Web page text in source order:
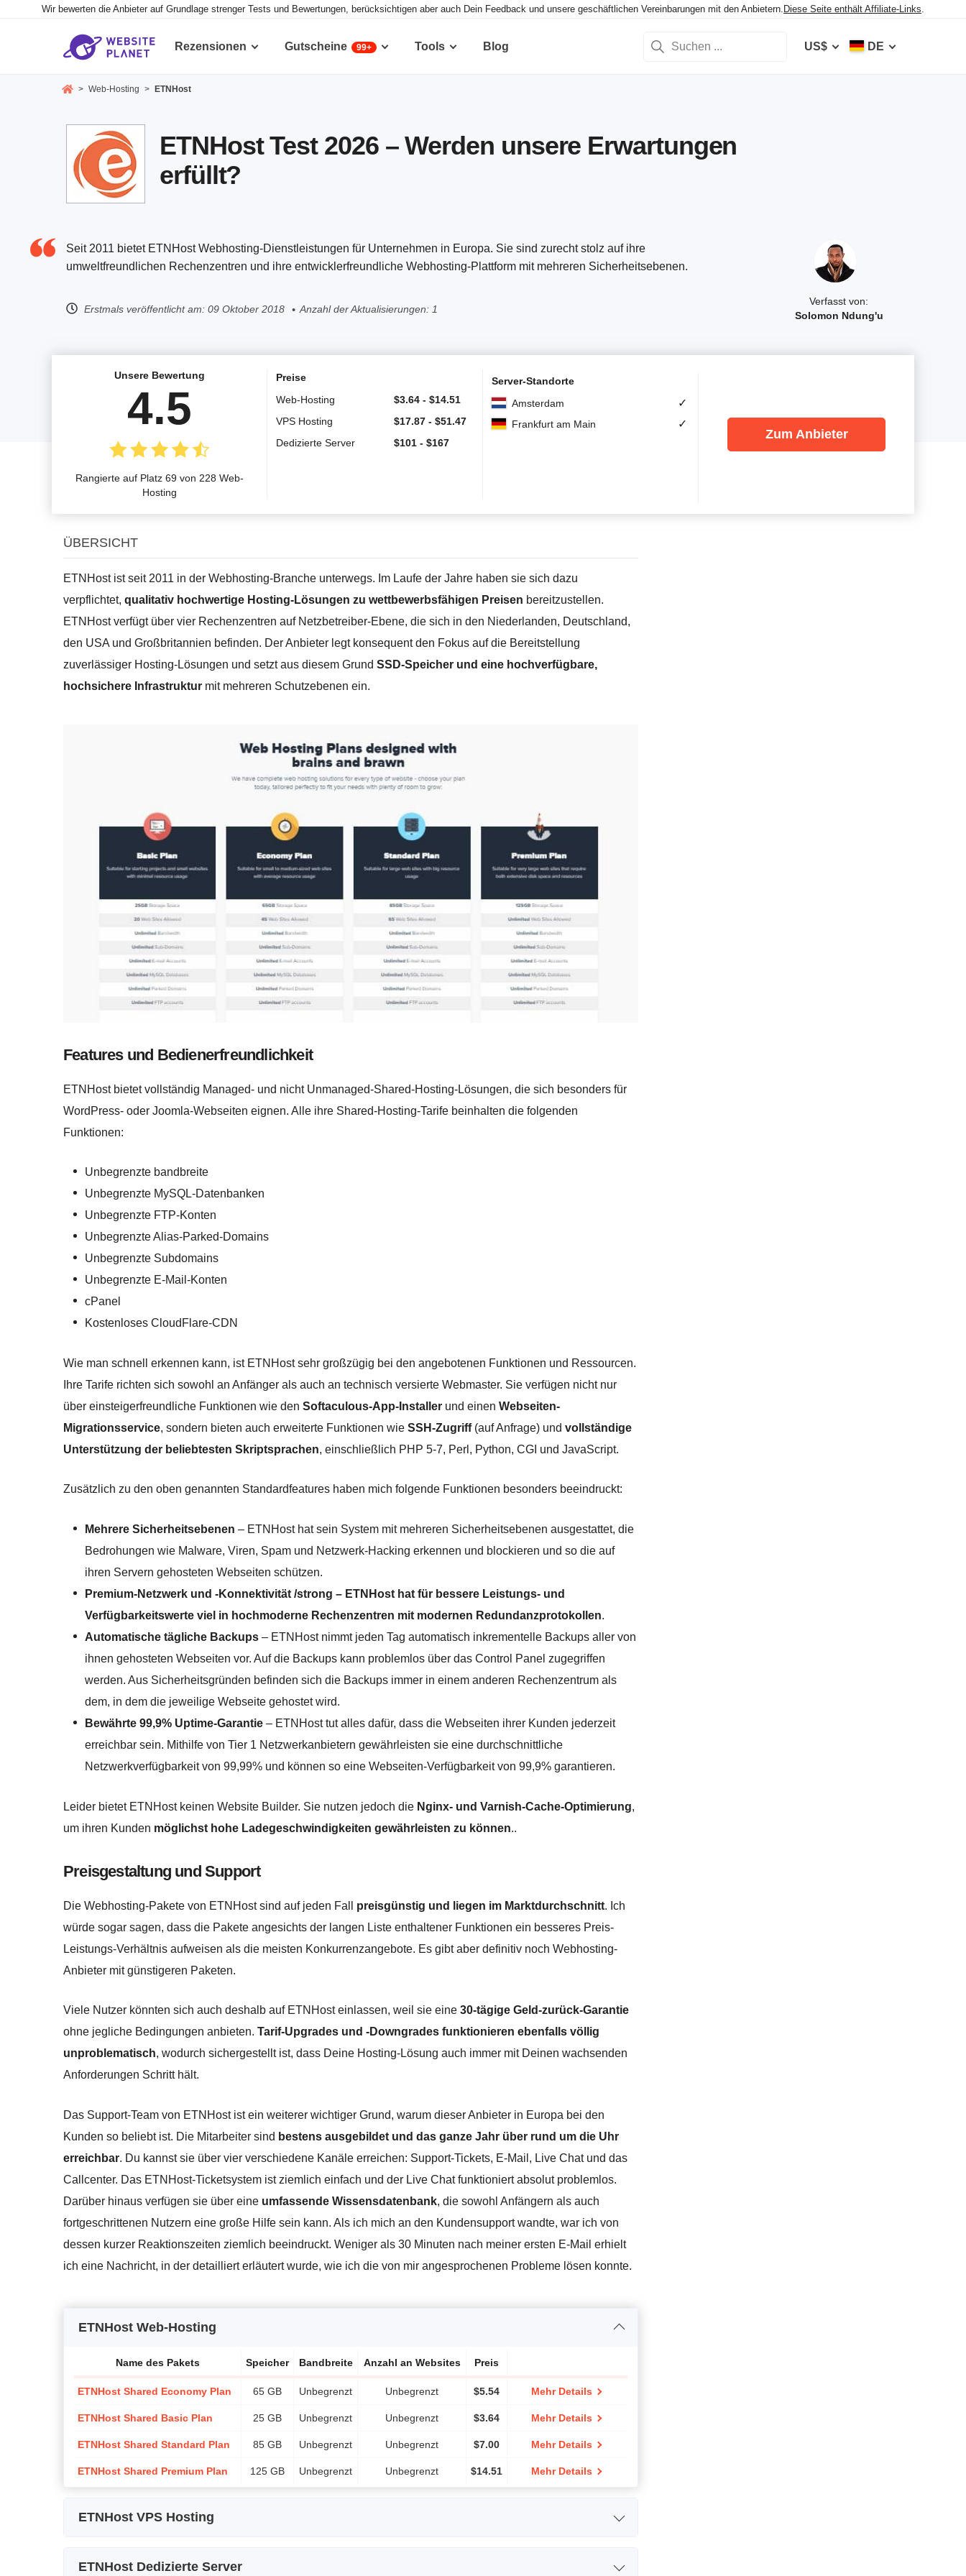
Wir bewerten die Anbieter auf Grundlage strenger Tests und Bewertungen, berücksichtigen aber auch Dein Feedback und unsere geschäftlichen Vereinbarungen mit den Anbietern. Diese Seite enthält Affiliate-Links.
Rezensionen Gutscheine 99+ Tools Blog US$ DE
> Web-Hosting > ETNHost
ETNHost Test 2026 – Werden unsere Erwartungen
erfüllt?
Verfasst von:
Solomon Ndung'u
Seit 2011 bietet ETNHost Webhosting-Dienstleistungen für Unternehmen in Europa. Sie sind zurecht stolz auf ihre
umweltfreundlichen Rechenzentren und ihre entwicklerfreundliche Webhosting-Plattform mit mehreren Sicherheitsebenen.
Erstmals veröffentlicht am: 09 Oktober 2018 Anzahl der Aktualisierungen: 1
Unsere Bewertung
4.5
Rangierte auf Platz 69 von 228 Web-
Hosting
Preise
Web-Hosting
$3.64 - $14.51
VPS Hosting
$17.87 - $51.47
Dedizierte Server
$101 - $167
Server-Standorte
Amsterdam
✓
Frankfurt am Main ✓
Zum Anbieter
ÜBERSICHT
ETNHost ist seit 2011 in der Webhosting-Branche unterwegs. Im Laufe der Jahre haben sie sich dazu
verpflichtet, qualitativ hochwertige Hosting-Lösungen zu wettbewerbsfähigen Preisen bereitzustellen.
ETNHost verfügt über vier Rechenzentren auf Netzbetreiber-Ebene, die sich in den Niederlanden, Deutschland,
den USA und Großbritannien befinden. Der Anbieter legt konsequent den Fokus auf die Bereitstellung
zuverlässiger Hosting-Lösungen und setzt aus diesem Grund SSD-Speicher und eine hochverfügbare,
hochsichere Infrastruktur mit mehreren Schutzebenen ein.
Features und Bedienerfreundlichkeit
ETNHost bietet vollständig Managed- und nicht Unmanaged-Shared-Hosting-Lösungen, die sich besonders für
WordPress- oder Joomla-Webseiten eignen. Alle ihre Shared-Hosting-Tarife beinhalten die folgenden
Funktionen:
Unbegrenzte bandbreite
Unbegrenzte MySQL-Datenbanken
Unbegrenzte FTP-Konten
Unbegrenzte Alias-Parked-Domains
Unbegrenzte Subdomains
Unbegrenzte E-Mail-Konten
cPanel
Kostenloses CloudFlare-CDN
Wie man schnell erkennen kann, ist ETNHost sehr großzügig bei den angebotenen Funktionen und Ressourcen.
Ihre Tarife richten sich sowohl an Anfänger als auch an technisch versierte Webmaster. Sie verfügen nicht nur
über einsteigerfreundliche Funktionen wie den Softaculous-App-Installer und einen Webseiten-
Migrationsservice, sondern bieten auch erweiterte Funktionen wie SSH-Zugriff(auf Anfrage) und vollständige
Unterstützung der beliebtesten Skriptsprachen, einschließlich PHP 5-7, Perl, Python, CGI und JavaScript.
Zusätzlich zu den oben genannten Standardfeatures haben mich folgende Funktionen besonders beeindruckt:
Mehrere Sicherheitsebenen – ETNHost hat sein System mit mehreren Sicherheitsebenen ausgestattet, die
Bedrohungen wie Malware, Viren, Spam und Netzwerk-Hacking erkennen und blockieren und so die auf
ihren Servern gehosteten Webseiten schützen.
Premium-Netzwerk und -Konnektivität /strong – ETNHost hat für bessere Leistungs- und
Verfügbarkeitswerte viel in hochmoderne Rechenzentren mit modernen Redundanzprotokollen.
Automatische tägliche Backups – ETNHost nimmt jeden Tag automatisch inkrementelle Backups aller von
ihnen gehosteten Webseiten vor. Auf die Backups kann problemlos über das Control Panel zugegriffen
werden. Aus Sicherheitsgründen befinden sich die Backups immer in einem anderen Rechenzentrum als
dem, in dem die jeweilige Webseite gehostet wird.
Bewährte 99,9% Uptime-Garantie – ETNHost tut alles dafür, dass die Webseiten ihrer Kunden jederzeit
erreichbar sein. Mithilfe von Tier 1 Netzwerkanbietern gewährleisten sie eine durchschnittliche
Netzwerkverfügbarkeit von 99,99% und können so eine Webseiten-Verfügbarkeit von 99,9% garantieren.
Leider bietet ETNHost keinen Website Builder. Sie nutzen jedoch die Nginx- und Varnish-Cache-Optimierung,
um ihren Kunden möglichst hohe Ladegeschwindigkeiten gewährleisten zu können..
Preisgestaltung und Support
Die Webhosting-Pakete von ETNHost sind auf jeden Fall preisgünstig und liegen im Marktdurchschnitt. Ich
würde sogar sagen, dass die Pakete angesichts der langen Liste enthaltener Funktionen ein besseres Preis-
Leistungs-Verhältnis aufweisen als die meisten Konkurrenzangebote. Es gibt aber definitiv noch Webhosting-
Anbieter mit günstigeren Paketen.
Viele Nutzer könnten sich auch deshalb auf ETNHost einlassen, weil sie eine 30-tägige Geld-zurück-Garantie
ohne jegliche Bedingungen anbieten. Tarif-Upgrades und -Downgrades funktionieren ebenfalls völlig
unproblematisch, wodurch sichergestellt ist, dass Deine Hosting-Lösung auch immer mit Deinen wachsenden
Anforderungen Schritt hält.
Das Support-Team von ETNHost ist ein weiterer wichtiger Grund, warum dieser Anbieter in Europa bei den
Kunden so beliebt ist. Die Mitarbeiter sind bestens ausgebildet und das ganze Jahr über rund um die Uhr
erreichbar. Du kannst sie über vier verschiedene Kanäle erreichen: Support-Tickets, E-Mail, Live Chat und das
Callcenter. Das ETNHost-Ticketsystem ist ziemlich einfach und der Live Chat funktioniert absolut problemlos.
Darüber hinaus verfügen sie über eine umfassende Wissensdatenbank, die sowohl Anfängern als auch
fortgeschrittenen Nutzern eine große Hilfe sein kann. Als ich mich an den Kundensupport wandte, war ich von
dessen kurzer Reaktionszeiten ziemlich beeindruckt. Weniger als 30 Minuten nach meiner ersten E-Mail erhielt
ich eine Nachricht, in der detailliert erläutert wurde, wie ich die von mir angesprochenen Probleme lösen konnte.
ETNHost Web-Hosting
Name des Pakets Speicher Bandbreite Anzahl an Websites Preis
ETNHost Shared Economy Plan 65 GB Unbegrenzt Unbegrenzt $5.54 Mehr Details
ETNHost Shared Basic Plan 25 GB Unbegrenzt Unbegrenzt $3.64 Mehr Details
ETNHost Shared Standard Plan 85 GB Unbegrenzt Unbegrenzt $7.00 Mehr Details
ETNHost Shared Premium Plan 125 GB Unbegrenzt Unbegrenzt $14.51 Mehr Details
ETNHost VPS Hosting
ETNHost Dedizierte Server